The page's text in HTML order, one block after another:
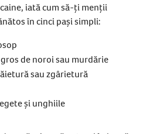
iată cum să-ți menții
în cinci pași simpli:
de noroi sau murdărie
sau zgârietură
și unghiile